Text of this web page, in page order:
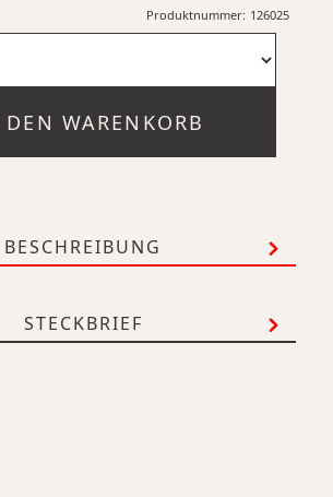
Produktnummer: 126025
WARENKORB
BESCHREIBUNG
STECKBRIEF